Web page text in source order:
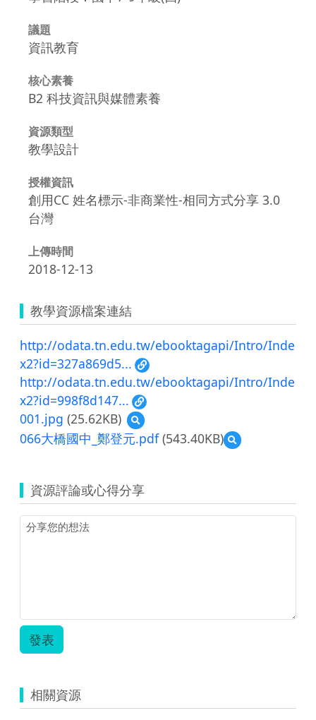
議題
資訊教育
核心素養
B2 科技資訊與媒體素養
資源類型
教學設計
授權資訊
創用CC 姓名標示-非商業性-相同方式分享 3.0
台灣
上傳時間
2018-12-13
教學資源檔案連結
http://odata.tn.edu.tw/ebooktagapi/Intro/Inde
x2?id=327a869d5...
http://odata.tn.edu.tw/ebooktagapi/Intro/Inde
x2?id=998f8d147...
001.jpg (25.62KB)
預
覽
001.jpg
066大橋國中_鄭登元.pdf(543.40KB)
預
覽
國
中
資源評論或心得分享
發表
相關資源